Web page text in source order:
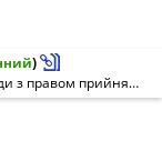
)
Щодо створення спеціалізованої вченої ради з правом прийняття до розгляду та проведення захисту дисертацій на здобуття наукового ступеня доктора технічних наук зі спеціальності металургія кольорових та рідкісних металів